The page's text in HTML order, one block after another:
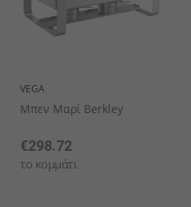
VEGA
Μπεν Μαρί Berkley
€298.72
το κομμάτι